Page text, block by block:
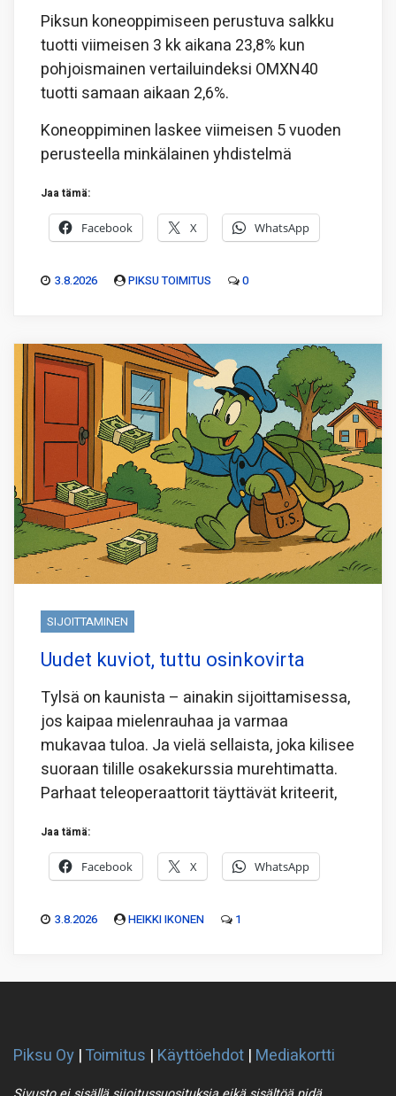
Piksun koneoppimiseen perustuva salkku
tuotti viimeisen 3 kk aikana 23,8% kun
pohjoismainen vertailuindeksi OMXN40
tuotti samaan aikaan 2,6%.
Koneoppiminen laskee viimeisen 5 vuoden
perusteella minkälainen yhdistelmä
Jaa tämä:
Facebook X WhatsApp
3.8.2026 PIKSU TOIMITUS 0
SIJOITTAMINEN
Uudet kuviot, tuttu osinkovirta
Tylsä on kaunista – ainakin sijoittamisessa,
jos kaipaa mielenrauhaa ja varmaa
mukavaa tuloa. Ja vielä sellaista, joka kilisee
suoraan tilille osakekurssia murehtimatta.
Parhaat teleoperaattorit täyttävät kriteerit,
Jaa tämä:
Facebook X WhatsApp
3.8.2026 HEIKKI IKONEN 1
Piksu Oy |Toimitus | Käyttöehdot | Mediakortti